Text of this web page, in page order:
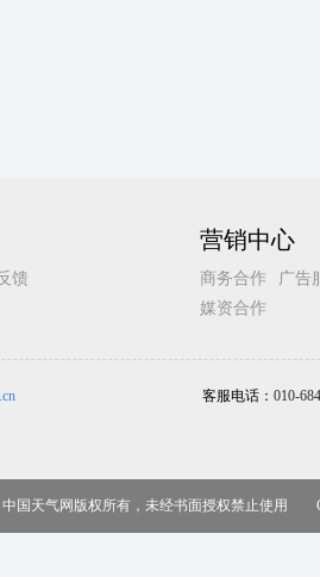
馈
营销中心
商务合作
广告
媒资合作
客服电话： 010-
中国天气网版权所有，未经书面授权禁止使用